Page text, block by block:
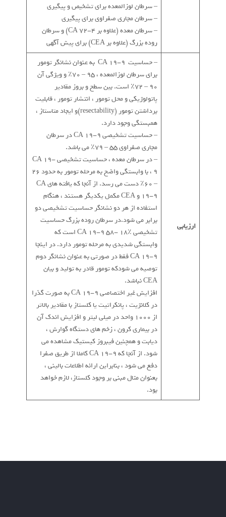
– سرطان لوزالمعده برای تشخیص و پیگیری
– سرطان مجاری صفراوی برای پیگیری
– سرطان معده (علاوه بر CA 72-4) و سرطان
روده بزرگ (علاوه بر CEA) برای پیش آگهی
ارزیابی
– حساسیت CA 19-9 به عنوان نشانگر تومور
برای سرطان لوزالمعده ، 95 – 70٪ و ویژگی آن
90 – 72٪ است. بین سطح و بروز مقادیر
پاتولوژیکی و محل تومور ، انتشار تومور ، قابلیت
برداشتن تومور (resectability)و ایجاد متاستاز ،
همبستگی وجود دارد.
– حساسیت تشخیصی CA 19-9 در سرطان
مجاری صفراوی 55 – 79٪ می باشد.
– در سرطان معده ، حساسیت تشخیصی CA 19-
9 ، با وابستگی واضح به مرحله تومور به حدود 26
– 60٪ دست می رسد. از آنجا که یافته های CA
19-9 و CEA مکمل یکدیگر هستند ، هنگام
استفاده از هر دو نشانگر حساسیت تشخیصی دو
برابر می شود.در سرطان روده بزرگ حساسیت
تشخیصی CA 19-9 58- 18٪ است که
وابستگی شدیدی به مرحله تومور دارد. در اینجا
CA 19-9 فقط در صورتی به عنوان نشانگر دوم
توصیه می شودکه تومور قادر به تولید و بیان
CEA نباشد.
افزایش غیر اختصاصی CA 19-9 به صورت گذرا
در کلانژیت ، پانکراتیت یا کلستاز با مقادیر بالاتر
از 1000 واحد در میلی لیتر و افزایش اندک آن
در بیماری کرون ، زخم های دستگاه گوارش ،
دیابت و همچنین فیبروز کیستیک مشاهده می
شود. از آنجا که CA 19-9 کاملا از طریق صفرا
دفع می شود ، بنابراین ارائه اطلاعات بالینی ،
بعنوان مثال مبنی بر وجود کلستاز، لازم خواهد
بود.